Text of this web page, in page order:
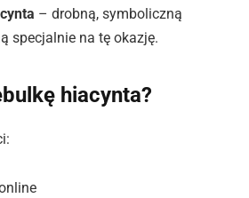
– drobną, symboliczną
specjalnie na tę okazję.
hiacynta?